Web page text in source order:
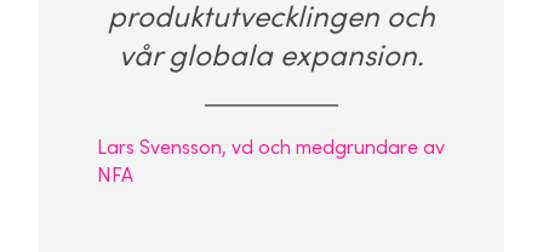
produktutvecklingen och
vår globala expansion.
Lars Svensson, vd och medgrundare av
NFA